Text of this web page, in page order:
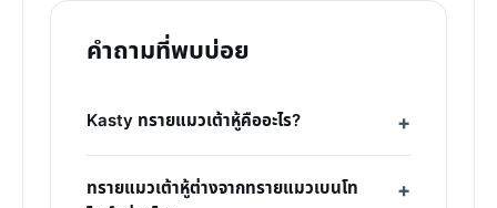
คำถามที่พบบ่อย
Kasty ทรายแมวเต้าหู้คืออะไร?
ทรายแมวเต้าหู้ต่างจากทรายแมวเบนโท